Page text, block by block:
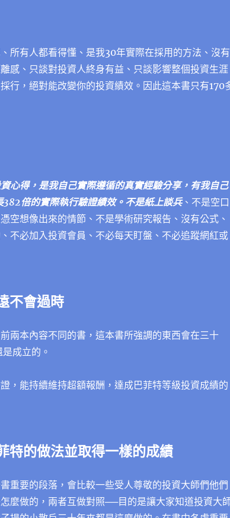
所有人都看得懂、是我30年實際在採用的方法、沒有
感、只談對投資人終身有益、只談影響整個投資生涯
行，絕對能改變你的投資績效。因此這本書只有170
心得，是我自己實際遵循的真實經驗分享，有我自己
382倍的實際執行驗證績效。不是紙上談兵、不是空口
空想像出來的情節、不是學術研究報告、沒有公式、
不必加入投資會員、不必每天盯盤、不必追蹤網紅或
不會過時
兩本內容不同的書，這本書所強調的東西會在三十
成立的。
，能持續維持超額報酬，達成巴菲特等級投資成績的
特的做法並取得一樣的成績
重要的段落，會比較一些受人尊敬的投資大師們他們
麼做的，兩者互做對照──目的是讓大家知道投資大